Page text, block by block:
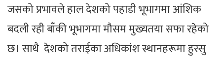
जसको प्रभावले हाल देशको पहाडी भूभागमा आंशिक
बदली रही बाँकी भूभागमा मौसम मुख्यतया सफा रहेको
छ। साथै देशको तराईका अधिकांश स्थानहरूमा हुस्सु